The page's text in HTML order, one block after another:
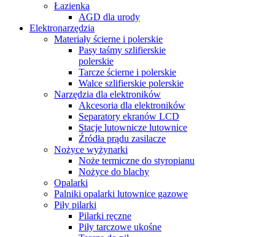
Łazienka
AGD dla urody
Elektronarzędzia
Materiały ścierne i polerskie
Pasy taśmy szlifierskie
polerskie
Tarcze ścierne i polerskie
Walce szlifierskie polerskie
Narzędzia dla elektroników
Akcesoria dla elektroników
Separatory ekranów LCD
Stacje lutownicze lutownice
Źródła prądu zasilacze
Nożyce wyżynarki
Noże termiczne do styropianu
Nożyce do blachy
Opalarki
Palniki opalarki lutownice gazowe
Piły pilarki
Pilarki ręczne
Piły tarczowe ukośne